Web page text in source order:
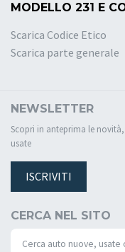
MODELLO 231 E
Scarica Codice Etico
Scarica parte generale
NEWSLETTER
Scopri in anteprima le
usate
ISCRIVITI
CERCA NEL SITO